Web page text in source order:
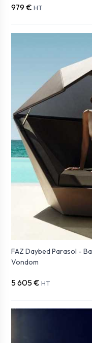
979 € HT
FAZ Daybed Parasol -
Vondom
5 605 € HT